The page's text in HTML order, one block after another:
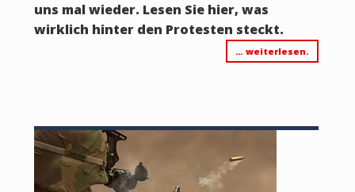
uns mal wieder. Lesen Sie hier, was
wirklich hinter den Protesten steckt.
… weiterlesen.